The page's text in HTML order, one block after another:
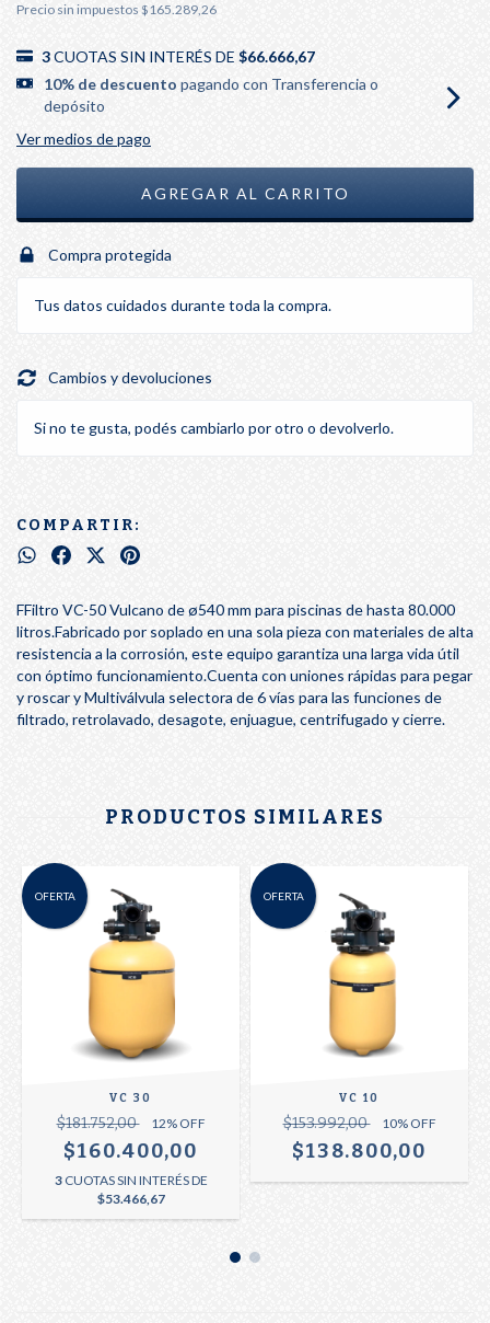
Precio sin impuestos $165.289,26
3CUOTAS SIN INTERÉS DE $66.666,67
10% de descuento pagando con Transferencia o
depósito
Ver medios de pago
Compra protegida
Tus datos cuidados durante toda la compra.
Cambios y devoluciones
Si no te gusta, podés cambiarlo por otro o devolverlo.
COMPARTIR:
FFiltro VC-50 Vulcano de ø540 mm para piscinas de hasta 80.000
litros.Fabricado por soplado en una sola pieza con materiales de alta
resistencia a la corrosión, este equipo garantiza una larga vida útil
con óptimo funcionamiento.Cuenta con uniones rápidas para pegar
y roscar y Multiválvula selectora de 6 vías para las funciones de
filtrado, retrolavado, desagote, enjuague, centrifugado y cierre.
PRODUCTOS SIMILARES
OFERTA
VC 30
$181.752,00 12% OFF
$160.400,00
3 CUOTAS SIN INTERÉS DE
$53.466,67
OFERTA
VC 10
$153.992,00 10% OFF
$138.800,00